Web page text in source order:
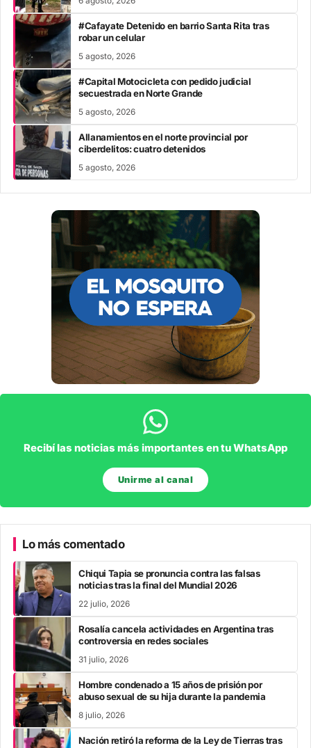
#Cafayate Detenido en barrio Santa Rita tras
robar un celular
5 agosto, 2026
#Capital Motocicleta con pedido judicial
secuestrada en Norte Grande
5 agosto, 2026
Allanamientos en el norte provincial por
ciberdelitos: cuatro detenidos
5 agosto, 2026
Recibí las noticias más importantes en tu WhatsApp
Unirme al canal
Lo más comentado
Chiqui Tapia se pronuncia contra las falsas
noticias tras la final del Mundial 2026
22 julio, 2026
Rosalía cancela actividades en Argentina tras
controversia en redes sociales
31 julio, 2026
Hombre condenado a 15 años de prisión por
abuso sexual de su hija durante la pandemia
8 julio, 2026
Nación retiró la reforma de la Ley de Tierras tras